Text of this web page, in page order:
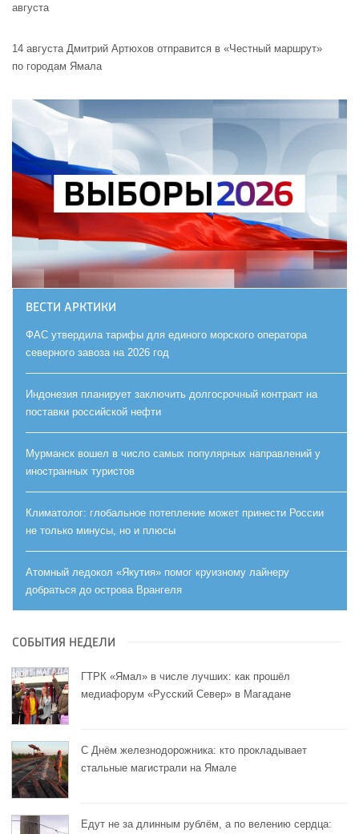
августа
14 августа Дмитрий Артюхов отправится в «Честный маршрут»
по городам Ямала
ВЕСТИ АРКТИКИ
ФАС утвердила тарифы для единого морского оператора
северного завоза на 2026 год
Индонезия планирует заключить долгосрочный контракт на
поставки российской нефти
Мурманск вошел в число самых популярных направлений у
иностранных туристов
Климатолог: глобальное потепление может принести России
не только минусы, но и плюсы
Атомный ледокол «Якутия» помог круизному лайнеру
добраться до острова Врангеля
СОБЫТИЯ НЕДЕЛИ
ГТРК «Ямал» в числе лучших: как прошёл
медиафорум «Русский Север» в Магадане
С Днём железнодорожника: кто прокладывает
стальные магистрали на Ямале
Едут не за длинным рублём, а по велению сердца: